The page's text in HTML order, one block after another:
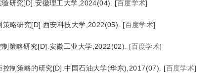
研究[D].安徽理工大学,2024(04). [百度学术]
略研究[D].西安科技大学,2022(05). [百度学术]
策略研究[D].安徽工业大学,2022(02). [百度学术]
制策略的研究[D].中国石油大学(华东),2017(07). [百度学术]